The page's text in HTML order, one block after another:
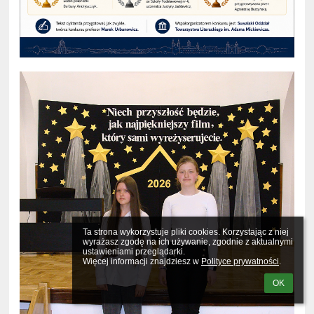
Ta strona wykorzystuje pliki cookies. Korzystając z niej
wyrażasz zgodę na ich używanie, zgodnie z aktualnymi
ustawieniami przeglądarki.
Więcej informacji znajdziesz w Polityce prywatności.
OK